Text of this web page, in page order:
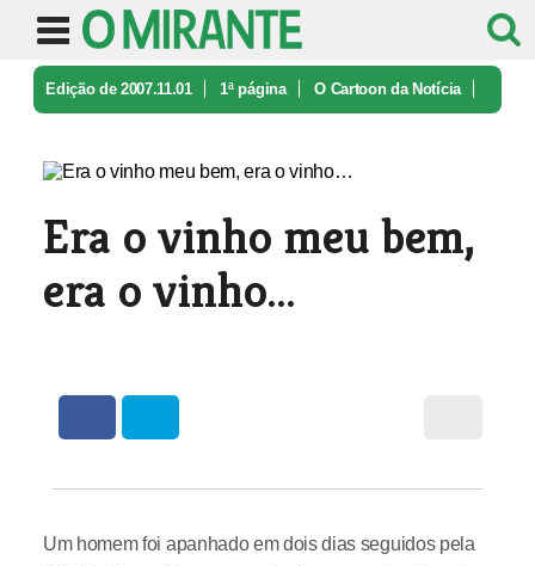
Edição de 2007.11.01 1ª página O Cartoon da Notícia
Era o vinho meu bem,
era o vinho…
Um homem foi apanhado em dois dias seguidos pela